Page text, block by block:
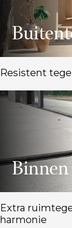
Resistent
Extra
harmonie